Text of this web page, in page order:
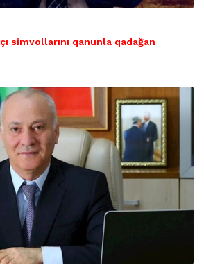
simvollarını qanunla qadağan